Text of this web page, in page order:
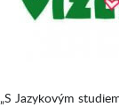
„S Jazykovým